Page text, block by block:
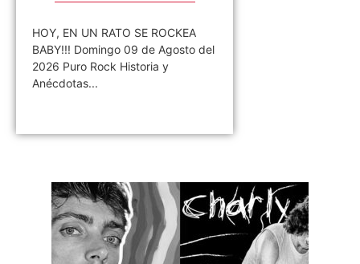
HOY, EN UN RATO SE ROCKEA
BABY!!! Domingo 09 de Agosto del
2026 Puro Rock Historia y
Anécdotas...